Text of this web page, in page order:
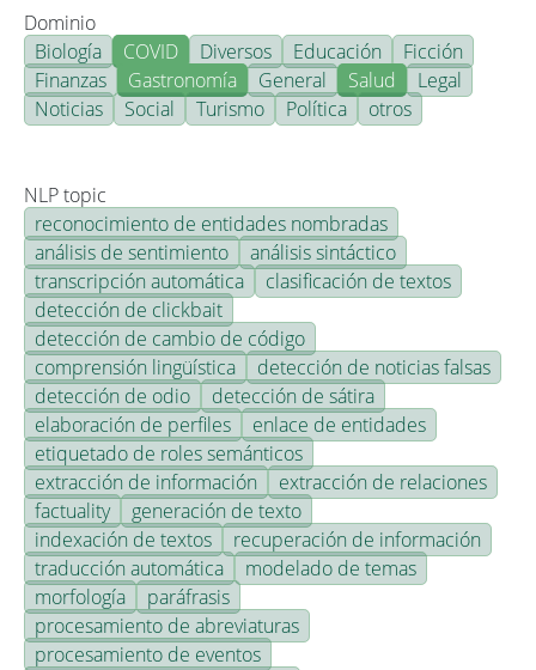
Dominio
Biología
COVID Diversos Educación
Ficción
Finanzas
Gastronomía General Salud
Legal
Noticias
Social Turismo Política otros
NLP topic
reconocimiento de entidades nombradas
análisis de sentimiento
análisis sintáctico
transcripción automática
clasificación de textos
detección de clickbait
detección de cambio de código
comprensión lingüística
detección de noticias falsas
detección de odio
detección de sátira
elaboración de perfiles
enlace de entidades
etiquetado de roles semánticos
extracción de información
extracción de relaciones
factuality
generación de texto
indexación de textos
recuperación de información
traducción automática
modelado de temas
morfología
paráfrasis
procesamiento de abreviaturas
procesamiento de eventos